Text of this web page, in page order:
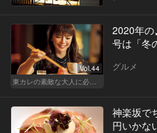
Vol.44
東カレの素敵な大人に必要なこと
2020年の
号は「冬
グルメ
神楽坂で
円いかな